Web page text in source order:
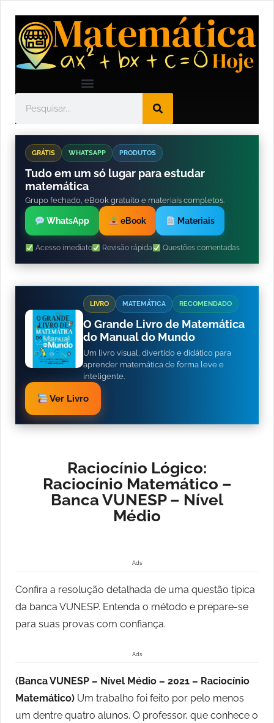
GRÁTIS WHATSAPP PRODUTOS
Tudo em um só lugar para estudar
matemática
Grupo fechado, eBook gratuito e materiais completos.
WhatsApp eBook Materiais
Acesso imediato Revisão rápida Questões comentadas
LIVRO MATEMÁTICA RECOMENDADO
O Grande Livro de Matemática
do Manual do Mundo
Um livro visual, divertido e didático para
aprender matemática de forma leve e
inteligente.
Ver Livro
Raciocínio Lógico:
Raciocínio Matemático –
Banca VUNESP – Nível
Médio
Ads
Confira a resolução detalhada de uma questão típica
da banca VUNESP. Entenda o método e prepare-se
para suas provas com confiança.
Ads
(Banca VUNESP – Nível Médio – 2021 – Raciocínio
Matemático) Um trabalho foi feito por pelo menos
um dentre quatro alunos. O professor, que conhece o